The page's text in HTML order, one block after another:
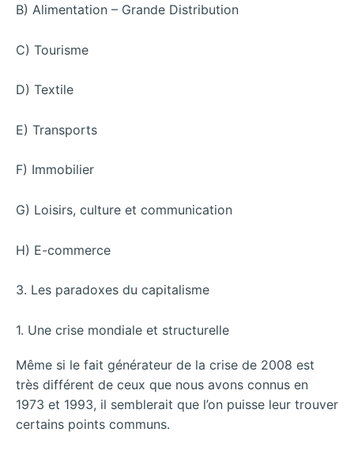
B) Alimentation – Grande Distribution
C) Tourisme
D) Textile
E) Transports
F) Immobilier
G) Loisirs, culture et communication
H) E-commerce
3. Les paradoxes du capitalisme
1. Une crise mondiale et structurelle
Même si le fait générateur de la crise de 2008 est
très différent de ceux que nous avons connus en
1973 et 1993, il semblerait que l’on puisse leur trouver
certains points communs.